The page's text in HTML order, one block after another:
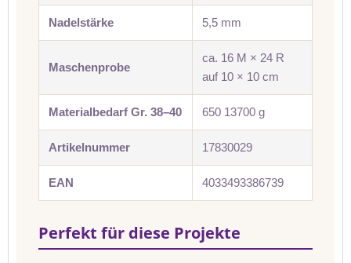
Nadelstärke 5,5 mm
Maschenprobe
ca. 16 M × 24 R
auf 10 × 10 cm
Materialbedarf Gr. 38–40 650 13700 g
Artikelnummer 17830029
EAN 4033493386739
Perfekt für diese Projekte